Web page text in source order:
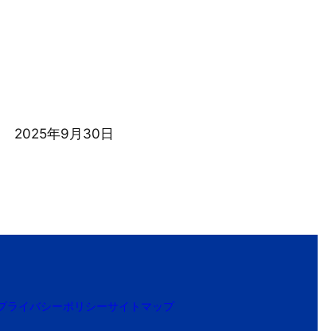
ま
。
計
2025年9月30日
ライバシーポリシーサイトマップ